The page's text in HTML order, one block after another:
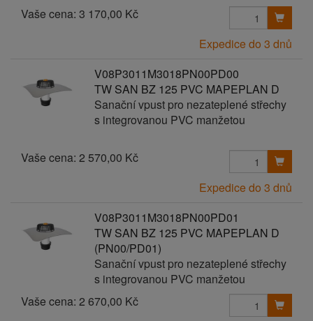
Vaše cena: 3 170,00 Kč
Expedice do 3 dnů
V08P3011M3018PN00PD00
TW SAN BZ 125 PVC MAPEPLAN D
Sanační vpust pro nezateplené střechy
s integrovanou PVC manžetou
Vaše cena: 2 570,00 Kč
Expedice do 3 dnů
V08P3011M3018PN00PD01
TW SAN BZ 125 PVC MAPEPLAN D
(PN00/PD01)
Sanační vpust pro nezateplené střechy
s integrovanou PVC manžetou
Vaše cena: 2 670,00 Kč